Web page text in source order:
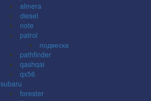
almera
diesel
note
patrol
подвеска
pathfinder
qashqai
qx56
subaru
forester